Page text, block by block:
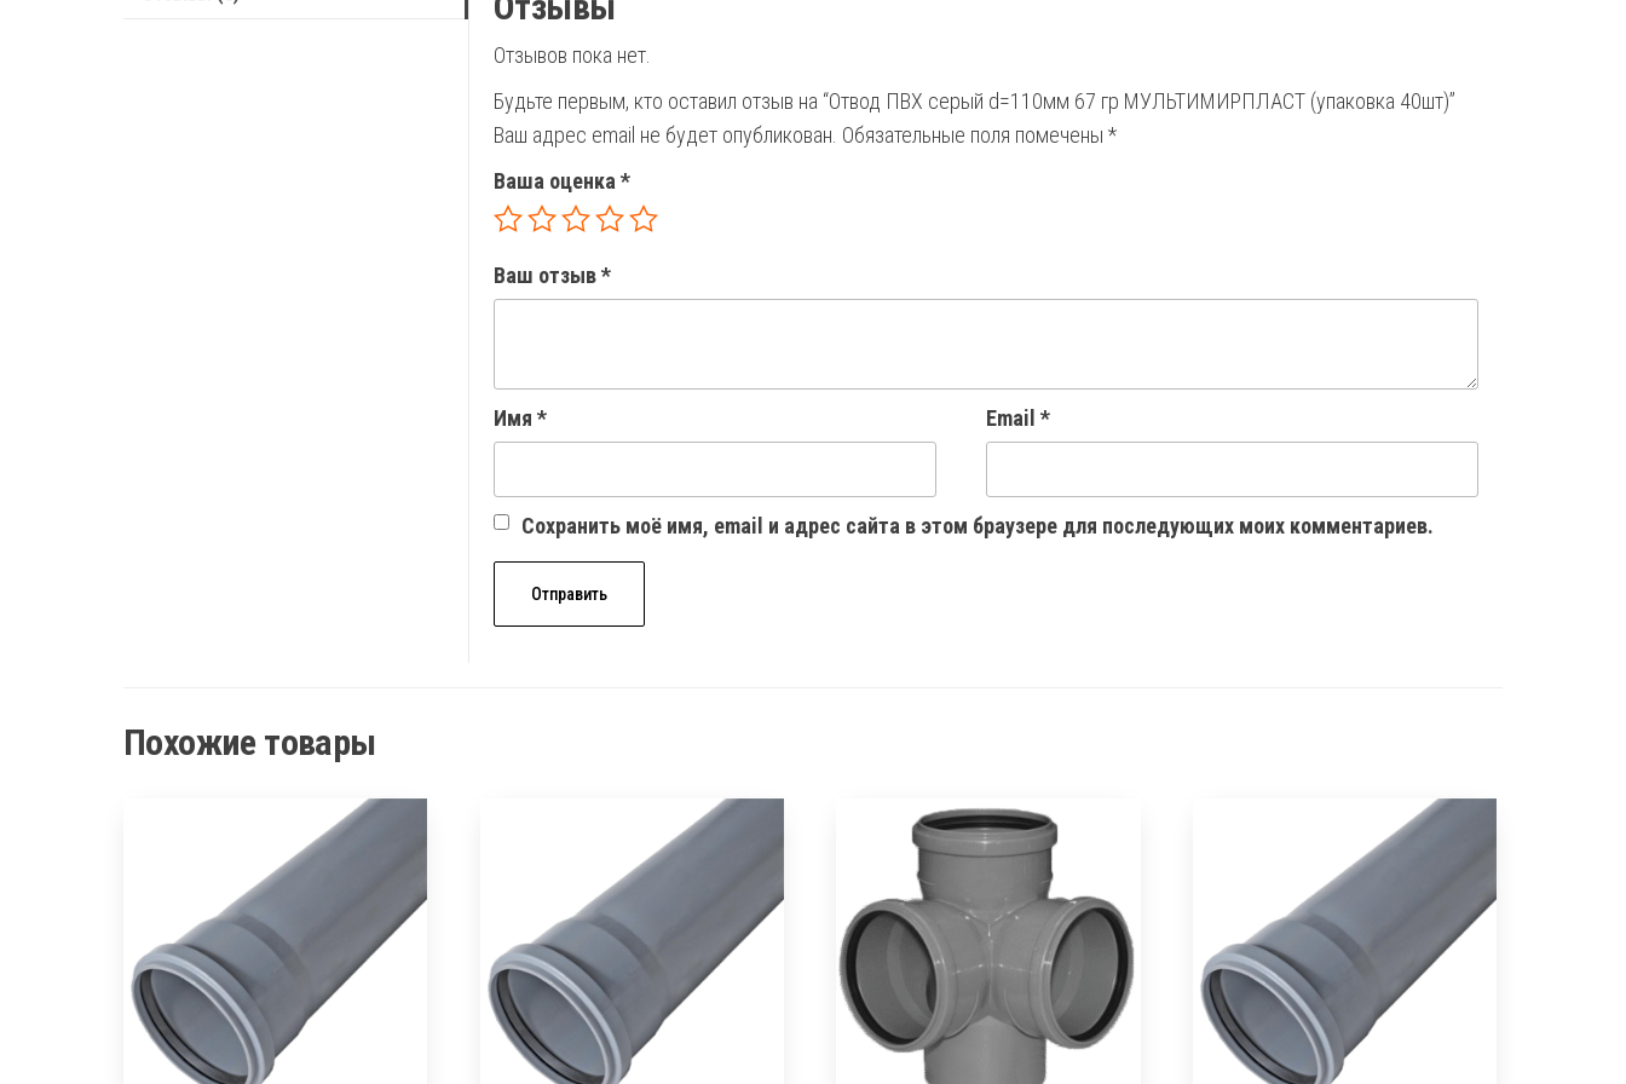
Отзывов пока нет.
Будьте первым, кто оставил отзыв на “Отвод ПВХ серый d=110мм 67 гр МУЛЬТИМИРПЛАСТ (упаковка 40шт)”
Ваш адрес email не будет опубликован. Обязательные поля помечены *
Ваша оценка *
Ваш отзыв*
Имя * Email *
Сохранить моё имя, email и адрес сайта в этом браузере для последующих моих комментариев.
Похожие товары